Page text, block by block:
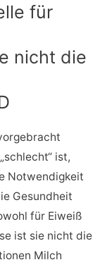
für
nicht die
ist,
Notwendigkeit
Gesundheit
für Eiweiß
ist sie nicht die
Milch